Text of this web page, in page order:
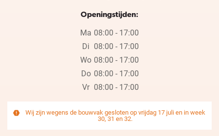
Openingstijden:
Ma 08:00 - 17:00
Di 08:00 - 17:00
Wo 08:00 - 17:00
Do 08:00 - 17:00
Vr 08:00 - 17:00
Wij zijn wegens de bouwvak gesloten op vrijdag 17 juli en in week
30, 31 en 32.